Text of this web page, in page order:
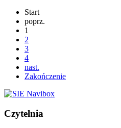
Start
poprz.
1
2
3
4
nast.
Zakończenie
Czytelnia